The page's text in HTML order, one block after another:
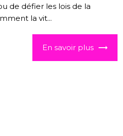
de défier les lois de la
la vit...
En savoir plus